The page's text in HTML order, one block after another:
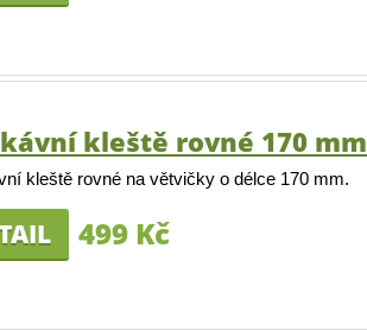
kleště rovné 170 mm
kleště rovné na větvičky o délce 170 mm.
499 Kč